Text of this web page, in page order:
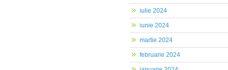
iulie 2024
iunie 2024
martie 2024
februarie 2024